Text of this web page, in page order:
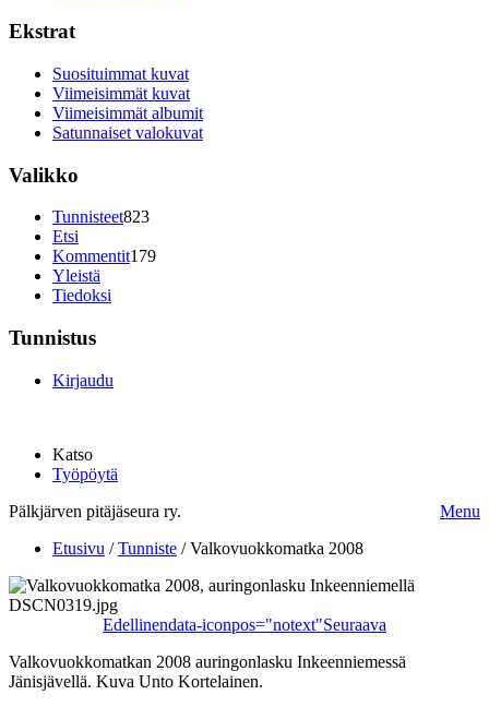
Ekstrat
Suosituimmat kuvat
Viimeisimmät kuvat
Viimeisimmät albumit
Satunnaiset valokuvat
Valikko
Tunnisteet823
Etsi
Kommentit179
Yleistä
Tiedoksi
Tunnistus
Kirjaudu
Katso
Työpöytä
Pälkjärven pitäjäseura ry.
Menu
Etusivu /Tunniste /Valkovuokkomatka 2008
Edellinendata-iconpos="notext"Seuraava
Valkovuokkomatkan 2008 auringonlasku Inkeenniemessä
Jänisjävellä. Kuva Unto Kortelainen.